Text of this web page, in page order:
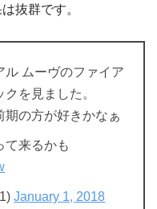
抜群です。
ル ムーヴのファイア
を見ました。
の方が好きかなぁ
て来るかも
January 1, 2018